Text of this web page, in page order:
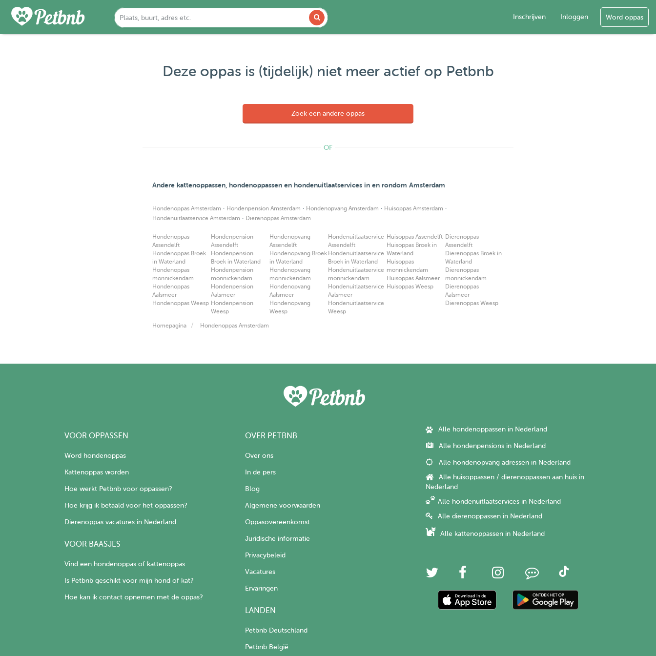
Inschrijven Inloggen Word oppas
Deze oppas is (tijdelijk) niet meer actief op Petbnb
Zoek een andere oppas
OF
Andere kattenoppassen, hondenoppassen en hondenuitlaatservices in en rondom Amsterdam
Hondenoppas Amsterdam · Hondenpension Amsterdam · Hondenopvang Amsterdam · Huisoppas Amsterdam ·
Hondenuitlaatservice Amsterdam · Dierenoppas Amsterdam
Hondenoppas
Assendelft
Hondenoppas Broek
in Waterland
Hondenoppas
monnickendam
Hondenoppas
Aalsmeer
Hondenoppas Weesp
Hondenpension
Assendelft
Hondenpension
Broek in Waterland
Hondenpension
monnickendam
Hondenpension
Aalsmeer
Hondenpension
Weesp
Hondenopvang
Assendelft
Hondenopvang Broek
in Waterland
Hondenopvang
monnickendam
Hondenopvang
Aalsmeer
Hondenopvang
Weesp
Hondenuitlaatservice
Assendelft
Hondenuitlaatservice
Broek in Waterland
Hondenuitlaatservice
monnickendam
Hondenuitlaatservice
Aalsmeer
Hondenuitlaatservice
Weesp
Huisoppas Assendelft
Huisoppas Broek in
Waterland
Huisoppas
monnickendam
Huisoppas Aalsmeer
Huisoppas Weesp
Dierenoppas
Assendelft
Dierenoppas Broek in
Waterland
Dierenoppas
monnickendam
Dierenoppas
Aalsmeer
Dierenoppas Weesp
Homepagina Hondenoppas Amsterdam
VOOR OPPASSEN
Word hondenoppas
Kattenoppas worden
Hoe werkt Petbnb voor oppassen?
Hoe krijg ik betaald voor het oppassen?
Dierenoppas vacatures in Nederland
VOOR BAASJES
Vind een hondenoppas of kattenoppas
Is Petbnb geschikt voor mijn hond of kat?
Hoe kan ik contact opnemen met de oppas?
OVER PETBNB
Over ons
In de pers
Blog
Algemene voorwaarden
Oppasovereenkomst
Juridische informatie
Privacybeleid
Vacatures
Ervaringen
LANDEN
Petbnb Deutschland
Petbnb België
Alle hondenoppassen in Nederland
Alle hondenpensions in Nederland
Alle hondenopvang adressen in Nederland
Alle huisoppassen / dierenoppassen aan huis in
Nederland
Alle hondenuitlaatservices in Nederland
Alle dierenoppassen in Nederland
Alle kattenoppassen in Nederland